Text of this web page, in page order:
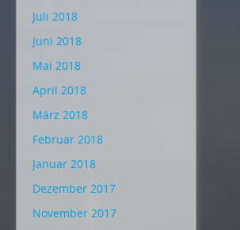
Juli 2018
Juni 2018
Mai 2018
April 2018
März 2018
Februar 2018
Januar 2018
Dezember 2017
November 2017